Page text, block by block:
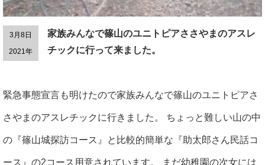
3月8日
2021年
家族みんなで篠山のユニトピアささやまのアスレ
チックに行って来ました。
緊急事態宣言も明けたので家族みんなで篠山のユニトピアさ
さやまのアスレチックに行きました。 ちょっと難しい山の中
の『篠山城探訪コース』と比較的簡単な『助太郎さん民話コ
ース』の2コース用意されています。 まだ幼稚園の次女には